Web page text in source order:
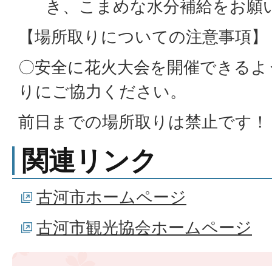
き、こまめな水分補給をお願
【場所取りについての注意事項】
〇安全に花火大会を開催できる
りにご協力ください。
前日までの場所取りは禁止です！
関連リンク
古河市ホームページ
古河市観光協会ホームページ